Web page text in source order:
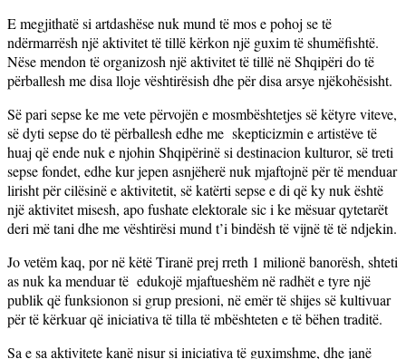
E megjithatë si artdashëse nuk mund të mos e pohoj se të
ndërmarrësh një aktivitet të tillë kërkon një guxim të shumëfishtë.
Nëse mendon të organizosh një aktivitet të tillë në Shqipëri do të
përballesh me disa lloje vështirësish dhe për disa arsye njëkohësisht.
Së pari sepse ke me vete përvojën e mosmbështetjes së këtyre viteve,
së dyti sepse do të përballesh edhe me skepticizmin e artistëve të
huaj që ende nuk e njohin Shqipërinë si destinacion kulturor, së treti
sepse fondet, edhe kur jepen asnjëherë nuk mjaftojnë për të menduar
lirisht për cilësinë e aktivitetit, së katërti sepse e di që ky nuk është
një aktivitet misesh, apo fushate elektorale sic i ke mësuar qytetarët
deri më tani dhe me vështirësi mund t’i bindësh të vijnë të të ndjekin.
Jo vetëm kaq, por në këtë Tiranë prej rreth 1 milionë banorësh, shteti
as nuk ka menduar të edukojë mjaftueshëm në radhët e tyre një
publik që funksionon si grup presioni, në emër të shijes së kultivuar
për të kërkuar që iniciativa të tilla të mbështeten e të bëhen traditë.
Sa e sa aktivitete kanë nisur si iniciativa të guximshme, dhe janë